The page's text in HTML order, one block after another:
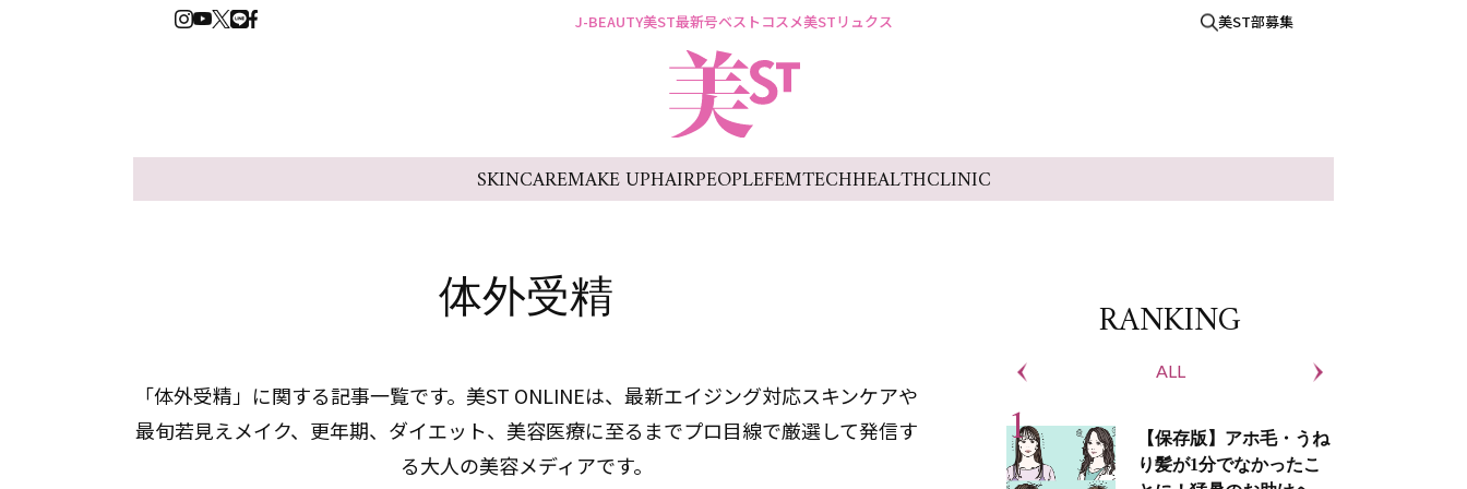
J-BEAUTY美ST最新号ベストコスメ美STリュクス 美ST部募集
SKINCAREMAKE UPHAIRPEOPLEFEMTECHHEALTHCLINIC
体外受精
「体外受精」に関する記事一覧です。美ST ONLINEは、最新エイジング対応スキンケアや
最旬若見えメイク、更年期、ダイエット、美容医療に至るまでプロ目線で厳選して発信す
る大人の美容メディアです。
RANKING
ALL
【保存版】アホ毛・うね
り髪が1分でなかったこ